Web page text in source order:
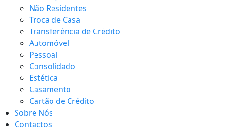
Não Residentes
Troca de Casa
Transferência de Crédito
Automóvel
Pessoal
Consolidado
Estética
Casamento
Cartão de Crédito
Sobre Nós
Contactos